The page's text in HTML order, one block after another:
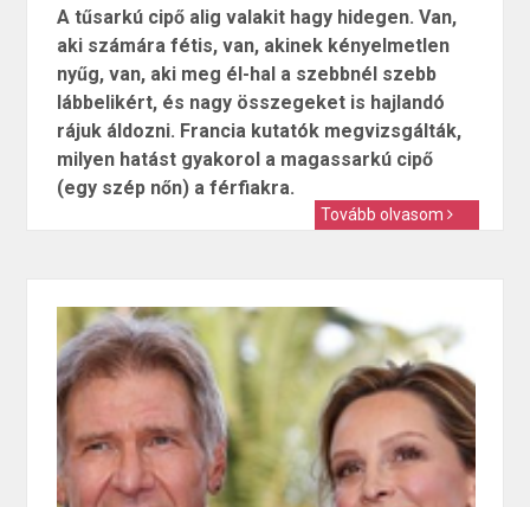
A tűsarkú cipő alig valakit hagy hidegen. Van,
aki számára fétis, van, akinek kényelmetlen
nyűg, van, aki meg él-hal a szebbnél szebb
lábbelikért, és nagy összegeket is hajlandó
rájuk áldozni. Francia kutatók megvizsgálták,
milyen hatást gyakorol a magassarkú cipő
(egy szép nőn) a férfiakra.
Tovább olvasom